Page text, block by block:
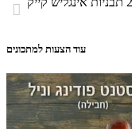

עוד הצעות למתכונים